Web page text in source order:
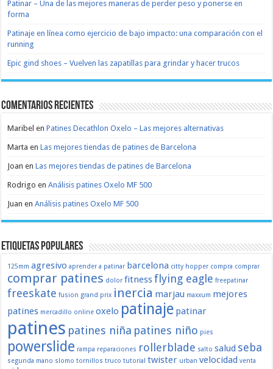
Patinar – Una de las mejores maneras de perder peso y ponerse en
forma
Patinaje en línea como ejercicio de bajo impacto: una comparación con el
running
Epic gind shoes – Vuelven las zapatillas para grindar y hacer trucos
Comentarios recientes
Maribel enPatines Decathlon Oxelo – Las mejores alternativas
Marta enLas mejores tiendas de patines de Barcelona
Joan enLas mejores tiendas de patines de Barcelona
Rodrigo enAnálisis patines Oxelo MF 500
Juan enAnálisis patines Oxelo MF 500
Etiquetas populares
125mm agresivo aprender a patinar barcelona citty hopper compra comprar
comprar patines dolor fitnessflying eagle freepatinar
freeskate fusion grand prix inercia marjau maxxum mejores
patines mercadillo online oxelo patinaje patinar
patines patines niña patines niño pies
powerslide rampa reparaciones rollerblade salto salud seba
segunda mano slomo tornillos truco tutorial twister urban velocidad venta